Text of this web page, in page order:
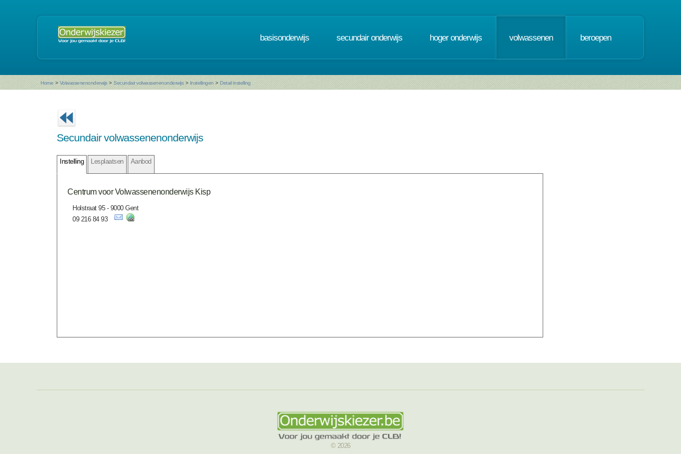
basisonderwijs secundair onderwijs hoger onderwijs volwassenen beroepen
Home > Volwassenenonderwijs > Secundair volwassenenonderwijs > Instellingen > Detail instelling
Secundair volwassenenonderwijs
Instelling Lesplaatsen Aanbod
Centrum voor Volwassenenonderwijs Kisp
Holstraat 95 - 9000 Gent
09 216 84 93
© 2026